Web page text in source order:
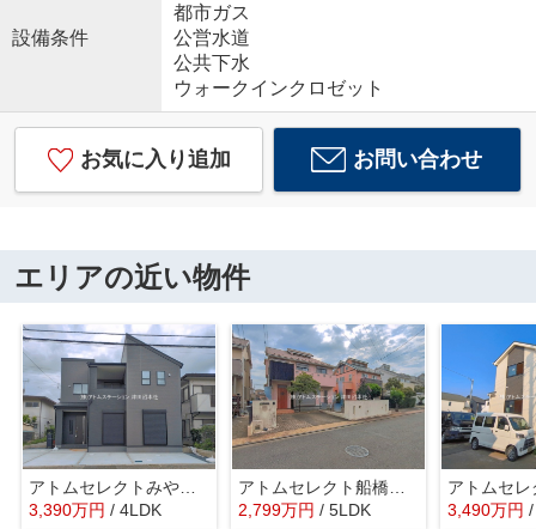
設備条件
都市ガス
公営水道
公共下水
ウォークインクロゼット
お気に入り追加 お問い合わせ
エリアの近い物件
アトムセレクトみやぎ台2丁目１号棟
3,390万円 / 4LDK
2,799万円 / 5LDK 3,490万円